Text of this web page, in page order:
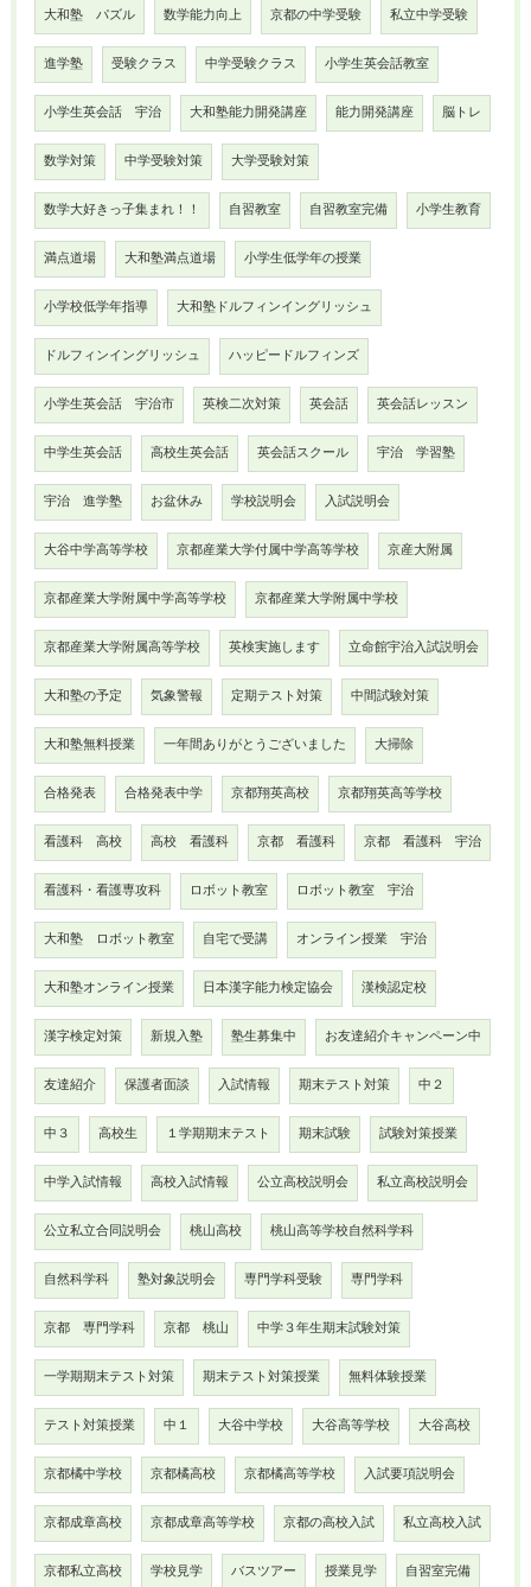
大和塾 パズル 数学能力向上 京都の中学受験 私立中学受験
進学塾 受験クラス 中学受験クラス 小学生英会話教室
小学生英会話 宇治 大和塾能力開発講座 能力開発講座 脳トレ
数学対策 中学受験対策 大学受験対策
数学大好きっ子集まれ！！ 自習教室 自習教室完備 小学生教育
満点道場 大和塾満点道場 小学生低学年の授業
小学校低学年指導 大和塾ドルフィンイングリッシュ
ドルフィンイングリッシュ ハッピードルフィンズ
小学生英会話 宇治市 英検二次対策 英会話 英会話レッスン
中学生英会話 高校生英会話 英会話スクール 宇治 学習塾
宇治 進学塾 お盆休み 学校説明会 入試説明会
大谷中学高等学校 京都産業大学付属中学高等学校 京産大附属
京都産業大学附属中学高等学校 京都産業大学附属中学校
京都産業大学附属高等学校 英検実施します 立命館宇治入試説明会
大和塾の予定 気象警報 定期テスト対策 中間試験対策
大和塾無料授業 一年間ありがとうございました 大掃除
合格発表 合格発表中学 京都翔英高校 京都翔英高等学校
看護科 高校 高校 看護科 京都 看護科 京都 看護科 宇治
看護科・看護専攻科 ロボット教室 ロボット教室 宇治
大和塾 ロボット教室 自宅で受講 オンライン授業 宇治
大和塾オンライン授業 日本漢字能力検定協会 漢検認定校
漢字検定対策 新規入塾 塾生募集中 お友達紹介キャンペーン中
友達紹介 保護者面談 入試情報 期末テスト対策 中２
中３ 高校生 １学期期末テスト 期末試験 試験対策授業
中学入試情報 高校入試情報 公立高校説明会 私立高校説明会
公立私立合同説明会 桃山高校 桃山高等学校自然科学科
自然科学科 塾対象説明会 専門学科受験 専門学科
京都 専門学科 京都 桃山 中学３年生期末試験対策
一学期期末テスト対策 期末テスト対策授業 無料体験授業
テスト対策授業 中１ 大谷中学校 大谷高等学校 大谷高校
京都橘中学校 京都橘高校 京都橘高等学校 入試要項説明会
京都成章高校 京都成章高等学校 京都の高校入試 私立高校入試
京都私立高校 学校見学 バスツアー 授業見学 自習室完備